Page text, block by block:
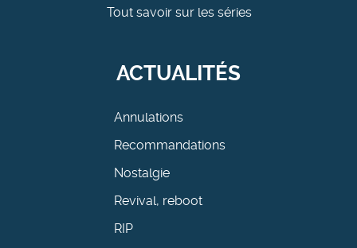
Tout savoir sur les séries
ACTUALITÉS
Annulations
Recommandations
Nostalgie
Revival, reboot
RIP